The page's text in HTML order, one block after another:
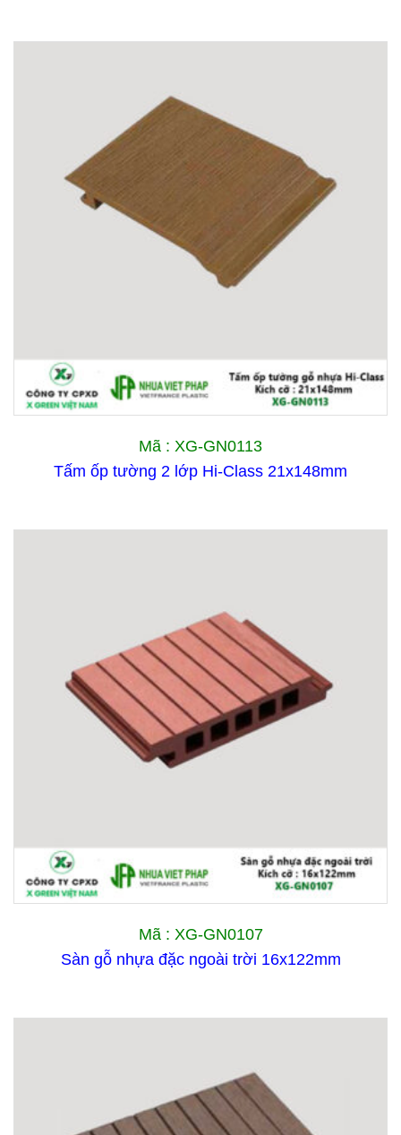
Mã : XG-GN0113
Tấm ốp tường 2 lớp Hi-Class 21x148mm
Mã : XG-GN0107
Sàn gỗ nhựa đặc ngoài trời 16x122mm